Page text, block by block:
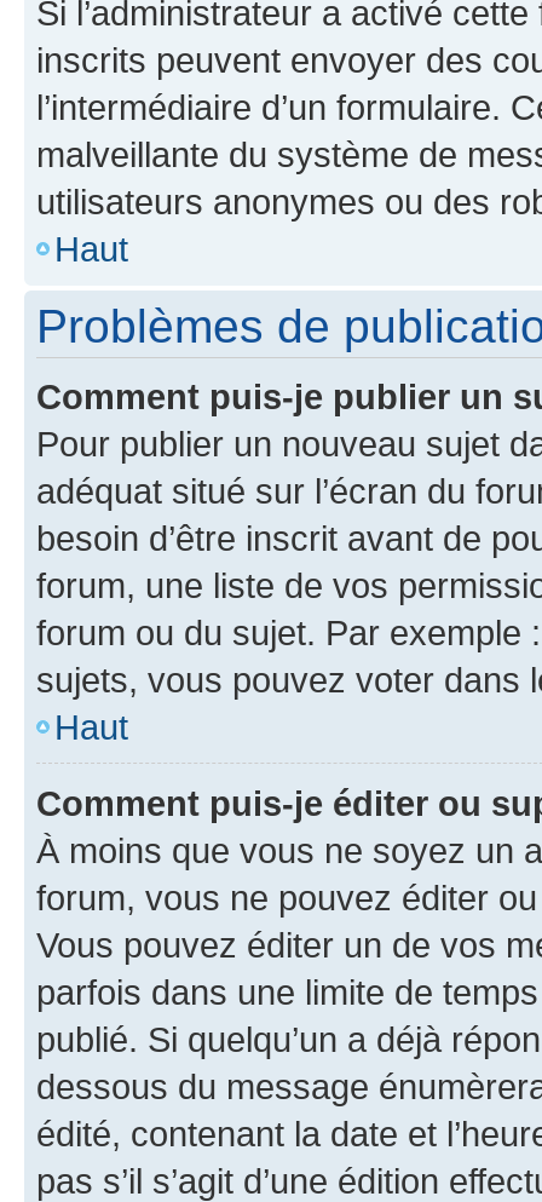
Si l’administrateur a activé
inscrits peuvent envoyer des
l’intermédiaire d’un formulaire.
malveillante du système de
utilisateurs anonymes ou des
Haut
Problèmes de
Comment puis-je publier un
Pour publier un nouveau sujet
adéquat situé sur l’écran du
besoin d’être inscrit avant de
forum, une liste de vos
forum ou du sujet. Par exemple
sujets, vous pouvez voter dans
Haut
Comment puis-je éditer ou
À moins que vous ne soyez un
forum, vous ne pouvez éditer
Vous pouvez éditer un de vos
parfois dans une limite de
publié. Si quelqu’un a déjà
dessous du message
édité, contenant la date et
pas s’il s’agit d’une édition